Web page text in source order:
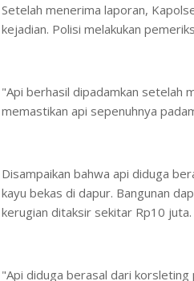
Setelah menerima laporan,
kejadian. Polisi melakukan
"Api berhasil dipadamkan setelah
memastikan api sepenuhnya
Disampaikan bahwa api diduga
kayu bekas di dapur. Bangunan
kerugian ditaksir sekitar Rp10 juta.
"Api diduga berasal dari korsleting